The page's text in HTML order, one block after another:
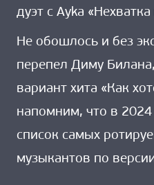
дуэт с Ayka
Не обошлось и без
перепел Диму
вариант хита «Как
напомним, что в
список самых
музыкантов по